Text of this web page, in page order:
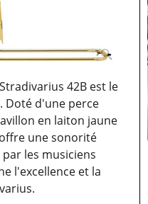
42B est le
Doté d'une perce
en laiton jaune
une sonorité
les musiciens
l'excellence et la